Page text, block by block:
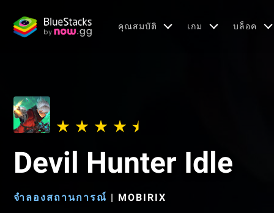
คุณสมบัติ เกม บล็อค
Devil Hunter Idle
จำลองสถานการณ์ | MOBIRIX